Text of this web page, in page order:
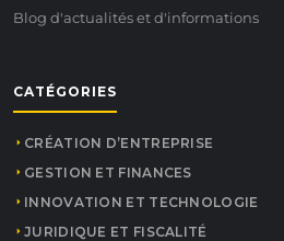
Blog d'actualités et d'informations
CATÉGORIES
CRÉATION D’ENTREPRISE
GESTION ET FINANCES
INNOVATION ET TECHNOLOGIE
JURIDIQUE ET FISCALITÉ